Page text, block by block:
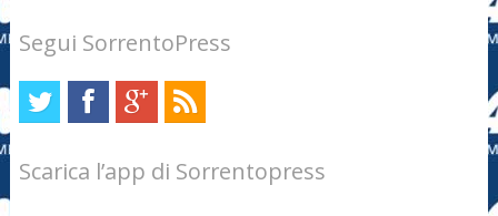
Segui SorrentoPress
Scarica l’app di Sorrentopress